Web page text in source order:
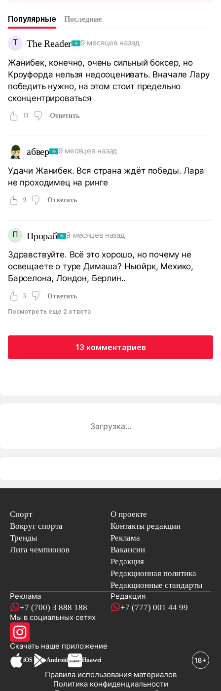
Популярные Последние
T The Reader 9 месяцев назад
Жанибек, конечно, очень сильный боксер, но
Кроуфорда нельзя недооценивать. Вначале Лару
победить нужно, на этом стоит предельно
сконцентрироваться
11 Ответить
абвер 9 месяцев назад
Удачи Жанибек. Вся страна ждёт победы. Лара
не проходимец на ринге
9 Ответить
П Прораб 9 месяцев назад
Здравствуйте. Всё это хорошо, но почему не
освещаете о туре Димаша? Ньюйрк, Мехико,
Барселона, Лондон, Берлин..
5 Ответить
Посмотреть еще 2 ответа
13 комментариев
Загрузка...
Спорт
Вокруг спорта
Тренды
Лига чемпионов
О проекте
Контакты редакции
Реклама
Вакансии
Редакция
Редакционная политика
Редакционные стандарты
Реклама
+7 (700) 3 888 188
Редакция
+7 (777) 001 44 99
Мы в социальных сетях
Скачать наше приложениеновостей
iOS Android Huawei
Политика конфиденциальности
Правила использования материалов